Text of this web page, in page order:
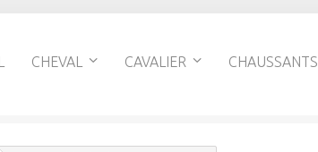
CHEVAL CAVALIER CHAUSSANTS